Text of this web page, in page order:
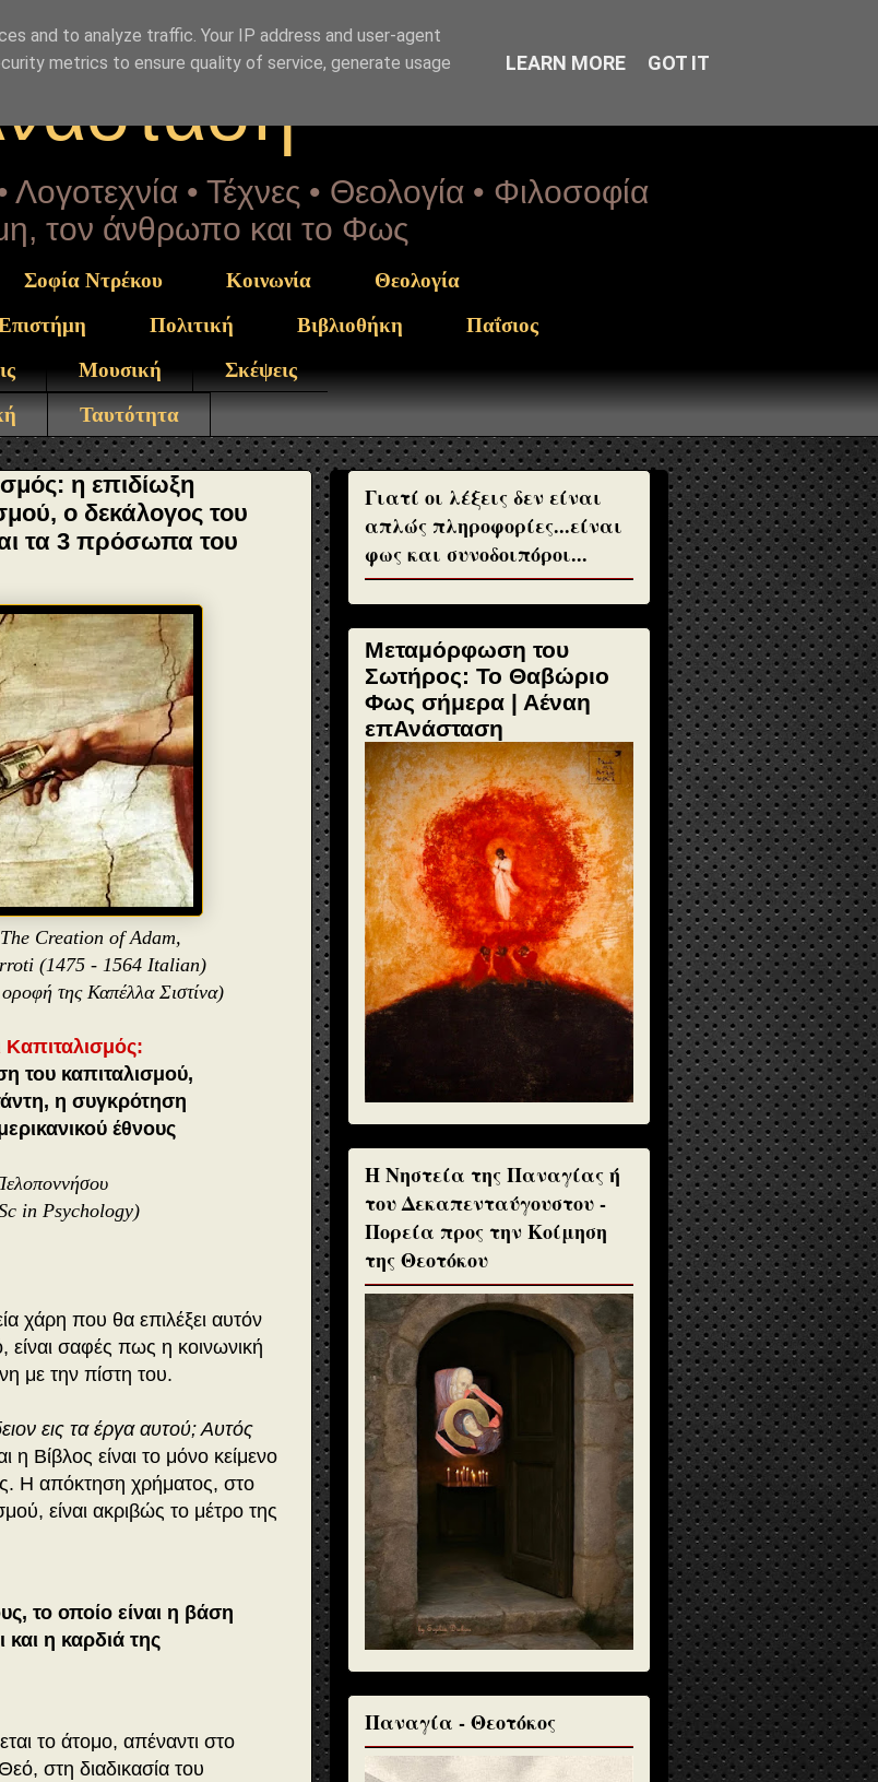
• Τέχνες • Θεολογία • Φιλοσοφία
τον άνθρωπο και το Φως
Σοφία Ντρέκου Κοινωνία
Θεολογία
Πολιτική Βιβλιοθήκη
Παΐσιος
Μουσική
Σκέψεις
Ταυτότητα
η επιδίωξη
ο δεκάλογος του
τα 3 πρόσωπα του
Creation of Adam,
(1475 - 1564 Italian)
της Καπέλλα Σιστίνα)
Καπιταλισμός:
του καπιταλισμού,
η συγκρότηση
έθνους
in Psychology)
χάρη που θα επιλέξει αυτόν
σαφές πως η κοινωνική
με την πίστη του.
εις τα έργα αυτού; Αυτός
η Βίβλος είναι το μόνο κείμενο
Η απόκτηση χρήματος, στο
είναι ακριβώς το μέτρο της
το οποίο είναι η βάση
και η καρδιά της
το άτομο, απέναντι στο
στη διαδικασία του
Γιατί οι λέξεις δεν είναι
απλώς πληροφορίες...είναι
φως και συνοδοιπόροι...
Μεταμόρφωση του
Σωτήρος: Το Θαβώριο
Φως σήμερα | Αέναη
επΑνάσταση
H Νηστεία της Παναγίας ή
του Δεκαπενταύγουστου -
Πορεία προς την Κοίμηση
της Θεοτόκου
Παναγία - Θεοτόκος
and to analyze traffic. Your IP address and user-agent
metrics to ensure quality of service, generate usage
LEARN MORE GOT IT